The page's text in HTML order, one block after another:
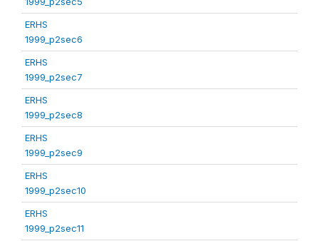
ERHS
1999_p2sec6
ERHS
1999_p2sec7
ERHS
1999_p2sec8
ERHS
1999_p2sec9
ERHS
1999_p2sec10
ERHS
1999_p2sec11